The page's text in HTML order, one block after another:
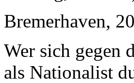
Bremerhaven,
Wer sich gegen
als Nationalist